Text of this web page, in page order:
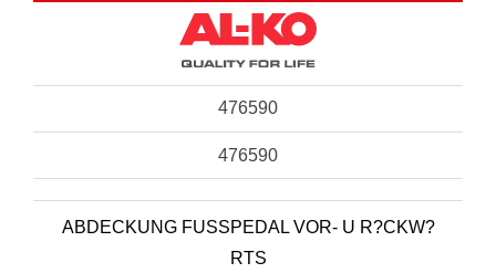
476590
476590
ABDECKUNG FUSSPEDAL VOR- U R?CKW?
RTS